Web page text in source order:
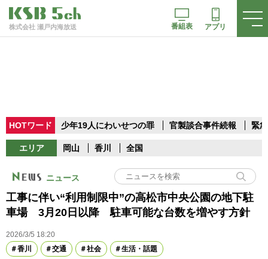
株式会社 瀬戸内海放送 番組表 アプリ
HOTワード 少年19人にわいせつの罪 官製談合事件続報 緊
エリア 岡山 香川 全国
ニュース
工事に伴い“利用制限中”の高松市中央公園の地下駐
車場 3月20日以降 駐車可能な台数を増やす方針
2026/3/5 18:20
香川
交通 社会 生活・話題